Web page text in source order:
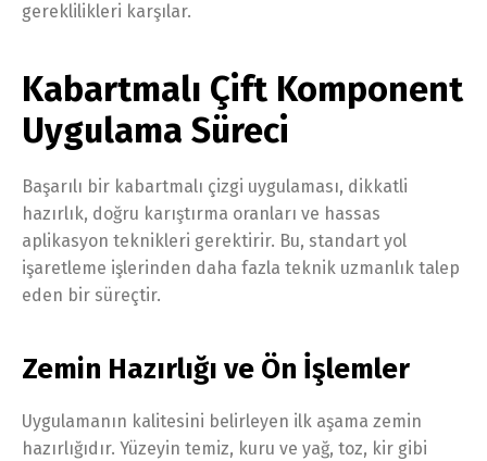
gereklilikleri karşılar.
Kabartmalı Çift Komponent
Uygulama Süreci
Başarılı bir kabartmalı çizgi uygulaması, dikkatli
hazırlık, doğru karıştırma oranları ve hassas
aplikasyon teknikleri gerektirir. Bu, standart yol
işaretleme işlerinden daha fazla teknik uzmanlık talep
eden bir süreçtir.
Zemin Hazırlığı ve Ön İşlemler
Uygulamanın kalitesini belirleyen ilk aşama zemin
hazırlığıdır. Yüzeyin temiz, kuru ve yağ, toz, kir gibi